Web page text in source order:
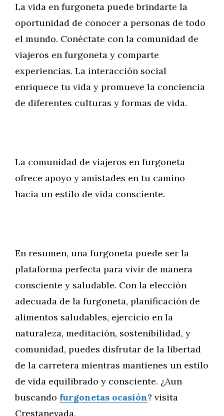
La vida en furgoneta puede brindarte la
oportunidad de conocer a personas de todo
el mundo. Conéctate con la comunidad de
viajeros en furgoneta y comparte
experiencias. La interacción social
enriquece tu vida y promueve la conciencia
de diferentes culturas y formas de vida.
La comunidad de viajeros en furgoneta
ofrece apoyo y amistades en tu camino
hacia un estilo de vida consciente.
En resumen, una furgoneta puede ser la
plataforma perfecta para vivir de manera
consciente y saludable. Con la elección
adecuada de la furgoneta, planificación de
alimentos saludables, ejercicio en la
naturaleza, meditación, sostenibilidad, y
comunidad, puedes disfrutar de la libertad
de la carretera mientras mantienes un estilo
de vida equilibrado y consciente. ¿Aun
buscando furgonetas ocasión? visita
Crestanevada.